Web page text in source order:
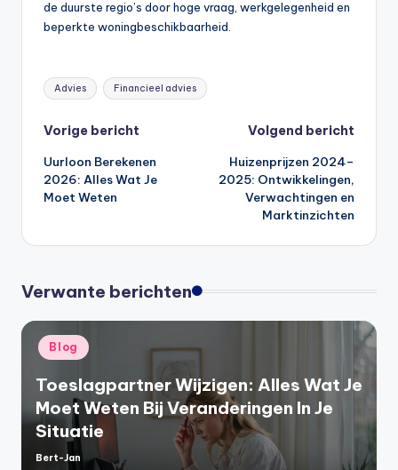
de duurste regio’s door hoge vraag, werkgelegenheid en
beperkte woningbeschikbaarheid.
Tags:
Advies Financieel advies
Bericht
navigatie
Vorige bericht
Uurloon Berekenen
2026: Alles Wat Je
Moet Weten
Volgend bericht
Huizenprijzen 2024–
2025: Ontwikkelingen,
Verwachtingen en
Marktinzichten
Verwante berichten
Geplaatst
in
Blog
Toeslagpartner Wijzigen: Alles Wat Je
Moet Weten Bij Veranderingen In Je
Situatie
Geplaatst
Bert-Jan